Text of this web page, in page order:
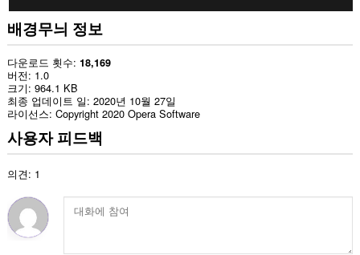
배경무늬 정보
다운로드 횟수 18,169
버전 1.0
크기 964.1 KB
최종 업데이트 일 2020년 10월 27일
라이선스 Copyright 2020 Opera Software
사용자 피드백
의견: 1